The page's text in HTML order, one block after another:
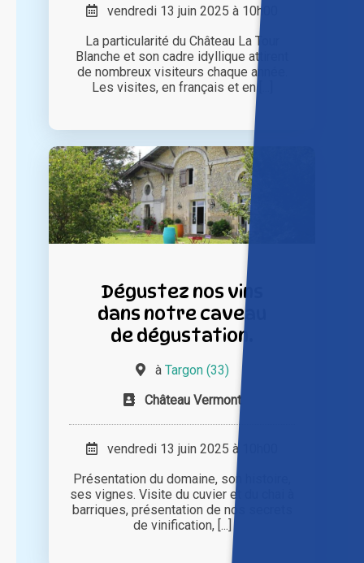
vendredi 13 juin 2025 à 10h00
La particularité du Château La Tour
Blanche et son cadre idyllique attirent
de nombreux visiteurs chaque année.
Les visites, en français et en [...]
Dégustez nos vins
dans notre caveau
de dégustation.
à Targon (33)
Château Vermont
vendredi 13 juin 2025 à 10h00
Présentation du domaine, son histoire,
ses vignes. Visite du cuvier et du chai à
barriques, présentation de nos secrets
de vinification, [...]